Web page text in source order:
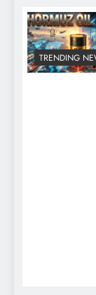
TRENDING